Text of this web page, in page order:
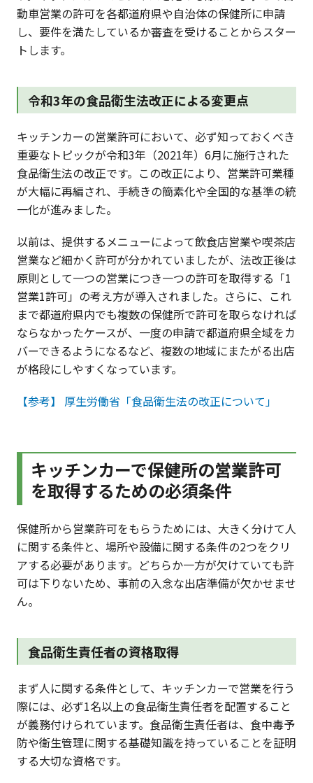
動車営業の許可を各都道府県や自治体の保健所に申請
し、要件を満たしているか審査を受けることからスター
トします。
令和3年の食品衛生法改正による変更点
キッチンカーの営業許可において、必ず知っておくべき
重要なトピックが令和3年（2021年）6月に施行された
食品衛生法の改正です。この改正により、営業許可業種
が大幅に再編され、手続きの簡素化や全国的な基準の統
一化が進みました。
以前は、提供するメニューによって飲食店営業や喫茶店
営業など細かく許可が分かれていましたが、法改正後は
原則として一つの営業につき一つの許可を取得する「1
営業1許可」の考え方が導入されました。さらに、これ
まで都道府県内でも複数の保健所で許可を取らなければ
ならなかったケースが、一度の申請で都道府県全域をカ
バーできるようになるなど、複数の地域にまたがる出店
が格段にしやすくなっています。
【参考】 厚生労働省「食品衛生法の改正について」
キッチンカーで保健所の営業許可
を取得するための必須条件
保健所から営業許可をもらうためには、大きく分けて人
に関する条件と、場所や設備に関する条件の2つをクリ
アする必要があります。どちらか一方が欠けていても許
可は下りないため、事前の入念な出店準備が欠かせませ
ん。
食品衛生責任者の資格取得
まず人に関する条件として、キッチンカーで営業を行う
際には、必ず1名以上の食品衛生責任者を配置すること
が義務付けられています。食品衛生責任者は、食中毒予
防や衛生管理に関する基礎知識を持っていることを証明
する大切な資格です。